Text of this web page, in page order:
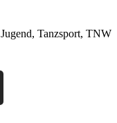
Jugend, Tanzsport, TNW